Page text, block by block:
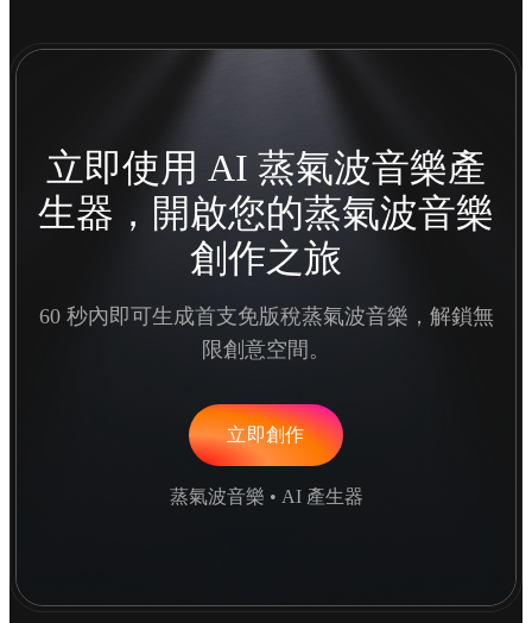
立即使用 AI 蒸氣波音樂產
生器，開啟您的蒸氣波音樂
創作之旅
60 秒內即可生成首支免版稅蒸氣波音樂，解鎖無
限創意空間。
立即創作
蒸氣波音樂 • AI 產生器